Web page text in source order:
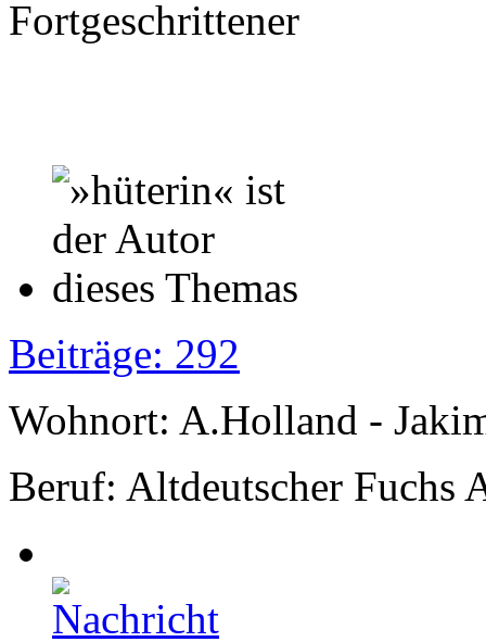
Fortgeschrittener
Beiträge: 292
Wohnort: A.Holland -
Beruf: Altdeutscher Fuchs